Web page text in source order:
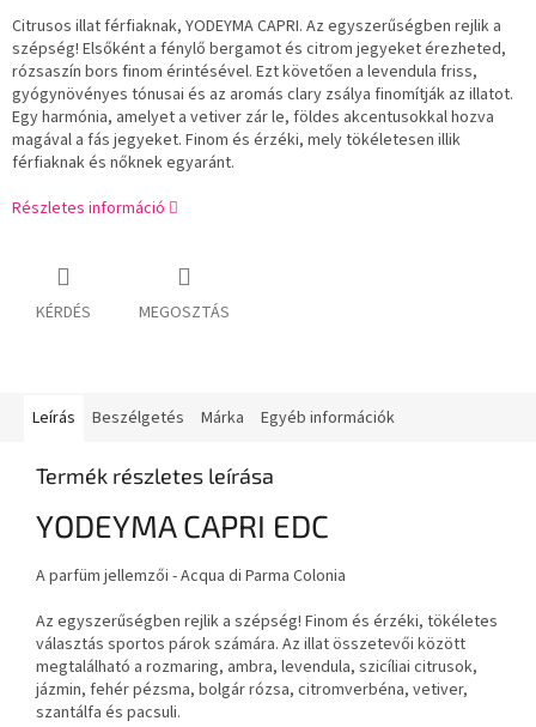
Citrusos illat férfiaknak, YODEYMA CAPRI. Az egyszerűségben rejlik a
szépség! Elsőként a fénylő bergamot és citrom jegyeket érezheted,
rózsaszín bors finom érintésével. Ezt követően a levendula friss,
gyógynövényes tónusai és az aromás clary zsálya finomítják az illatot.
Egy harmónia, amelyet a vetiver zár le, földes akcentusokkal hozva
magával a fás jegyeket. Finom és érzéki, mely tökéletesen illik
férfiaknak és nőknek egyaránt.
Részletes információ
KÉRDÉS MEGOSZTÁS
Leírás Beszélgetés Márka Egyéb információk
Termék részletes leírása
YODEYMA CAPRI EDC
A parfüm jellemzői - Acqua di Parma Colonia
Az egyszerűségben rejlik a szépség! Finom és érzéki, tökéletes
választás sportos párok számára. Az illat összetevői között
megtalálható a rozmaring, ambra, levendula, szicíliai citrusok,
jázmin, fehér pézsma, bolgár rózsa, citromverbéna, vetiver,
szantálfa és pacsuli.